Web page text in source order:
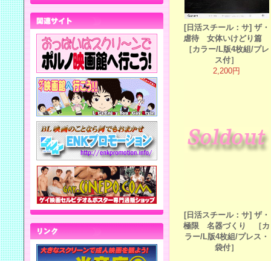
[日活スチール：サ] ザ・
虐待 女体いけどり篇
［カラー/L版4枚組/プレ
ス付］
2,200円
[日活スチール：サ] ザ・
極限 名器づくり ［カ
ラー/L版4枚組/プレス・
袋付］